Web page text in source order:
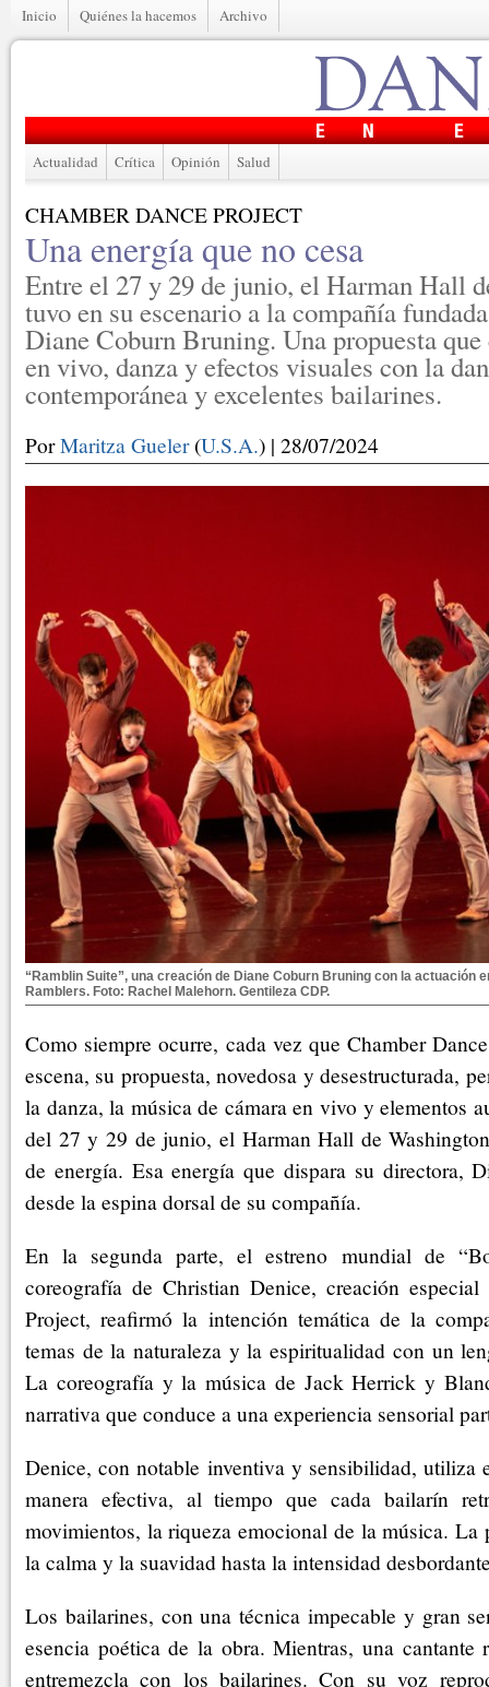
Inicio Quiénes la hacemos Archivo
Actualidad Crítica Opinión Salud
CHAMBER DANCE PROJECT
Una energía que no cesa
Entre el 27 y 29 de junio, el Harman Hall
tuvo en su escenario a la compañía
Diane Coburn Bruning. Una propuesta
en vivo, danza y efectos visuales con la
contemporánea y excelentes bailarines.
PorMaritza Gueler(U.S.A.) | 28/07/2024
“Ramblin Suite”, una creación de Diane Coburn Bruning con la actuación
Ramblers. Foto: Rachel Malehorn. Gentileza CDP.
Como siempre ocurre, cada vez que Chamber
escena, su propuesta, novedosa y desestructurada,
la danza, la música de cámara en vivo y elementos
del 27 y 29 de junio, el Harman Hall de
de energía. Esa energía que dispara su directora,
desde la espina dorsal de su compañía.
En la segunda parte, el estreno mundial de
coreografía de Christian Denice, creación
Project, reafirmó la intención temática de la
temas de la naturaleza y la espiritualidad con un
La coreografía y la música de Jack Herrick y
narrativa que conduce a una experiencia sensorial
Denice, con notable inventiva y sensibilidad, utiliza
manera efectiva, al tiempo que cada bailarín
movimientos, la riqueza emocional de la música. La
la calma y la suavidad hasta la intensidad
Los bailarines, con una técnica impecable y gran
esencia poética de la obra. Mientras, una cantante
entremezcla con los bailarines. Con su voz